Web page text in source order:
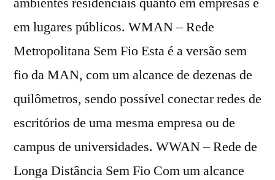
em lugares públicos. WMAN – Rede
Metropolitana Sem Fio Esta é a versão sem
fio da MAN, com um alcance de dezenas de
quilômetros, sendo possível conectar redes de
escritórios de uma mesma empresa ou de
campus de universidades. WWAN – Rede de
Longa Distância Sem Fio Com um alcance